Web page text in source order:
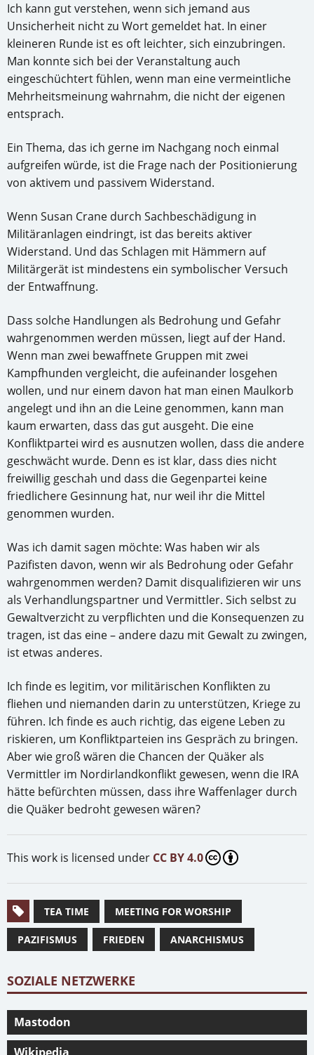
Ich kann gut verstehen, wenn sich jemand aus
Unsicherheit nicht zu Wort gemeldet hat. In einer
kleineren Runde ist es oft leichter, sich einzubringen.
Man konnte sich bei der Veranstaltung auch
eingeschüchtert fühlen, wenn man eine vermeintliche
Mehrheitsmeinung wahrnahm, die nicht der eigenen
entsprach.
Ein Thema, das ich gerne im Nachgang noch einmal
aufgreifen würde, ist die Frage nach der Positionierung
von aktivem und passivem Widerstand.
Wenn Susan Crane durch Sachbeschädigung in
Militäranlagen eindringt, ist das bereits aktiver
Widerstand. Und das Schlagen mit Hämmern auf
Militärgerät ist mindestens ein symbolischer Versuch
der Entwaffnung.
Dass solche Handlungen als Bedrohung und Gefahr
wahrgenommen werden müssen, liegt auf der Hand.
Wenn man zwei bewaffnete Gruppen mit zwei
Kampfhunden vergleicht, die aufeinander losgehen
wollen, und nur einem davon hat man einen Maulkorb
angelegt und ihn an die Leine genommen, kann man
kaum erwarten, dass das gut ausgeht. Die eine
Konfliktpartei wird es ausnutzen wollen, dass die andere
geschwächt wurde. Denn es ist klar, dass dies nicht
freiwillig geschah und dass die Gegenpartei keine
friedlichere Gesinnung hat, nur weil ihr die Mittel
genommen wurden.
Was ich damit sagen möchte: Was haben wir als
Pazifisten davon, wenn wir als Bedrohung oder Gefahr
wahrgenommen werden? Damit disqualifizieren wir uns
als Verhandlungspartner und Vermittler. Sich selbst zu
Gewaltverzicht zu verpflichten und die Konsequenzen zu
tragen, ist das eine – andere dazu mit Gewalt zu zwingen,
ist etwas anderes.
Ich finde es legitim, vor militärischen Konflikten zu
fliehen und niemanden darin zu unterstützen, Kriege zu
führen. Ich finde es auch richtig, das eigene Leben zu
riskieren, um Konfliktparteien ins Gespräch zu bringen.
Aber wie groß wären die Chancen der Quäker als
Vermittler im Nordirlandkonflikt gewesen, wenn die IRA
hätte befürchten müssen, dass ihre Waffenlager durch
die Quäker bedroht gewesen wären?
This work is licensed under CC BY 4.0
TEA TIME MEETING FOR WORSHIP
PAZIFISMUS FRIEDEN ANARCHISMUS
SOZIALE NETZWERKE
Mastodon